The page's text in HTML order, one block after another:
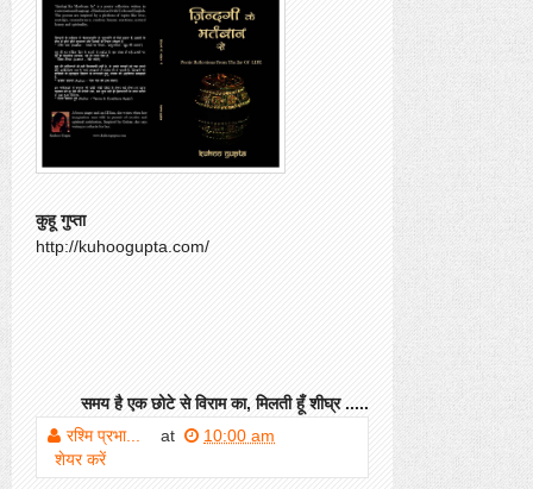
कुहू गुप्ता
http://kuhoogupta.com/
समय है एक छोटे से विराम का, मिलती हूँ शीघ्र .....
रश्मि प्रभा...
at
10:00 am
शेयर करें